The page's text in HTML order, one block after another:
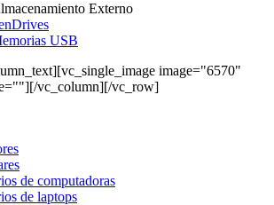
Externo
USB
image="6570"
vc_column][/vc_row]
de computadoras
de laptops